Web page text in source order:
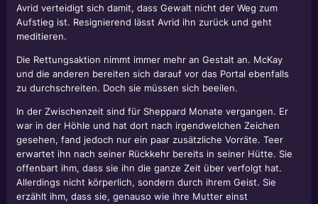
Avrid verteidigt sich damit, dass Gewalt nicht der Weg zum
Aufstieg ist. Resignierend lässt Avrid ihn zurück und geht
meditieren.
Die Rettungsaktion nimmt immer mehr an Gestalt an. McKay
und die anderen bereiten sich darauf vor das Portal ebenfalls
zu durchschreiten. Doch sie müssen sich beeilen.
In der Zwischenzeit sind für Sheppard Monate vergangen. Er
war in der Höhle und hat dort nach irgendwelchen Zeichen
gesehen, fand jedoch nur ein paar zusätzliche Vorräte. Teer
erwartet ihn nach seiner Rückkehr bereits in seiner Hütte. Sie
offenbart ihm, dass sie ihn die ganze Zeit über verfolgt hat.
Allerdings nicht körperlich, sondern durch ihrem Geist. Sie
erzählt ihm, dass sie, genauso wie ihre Mutter einst